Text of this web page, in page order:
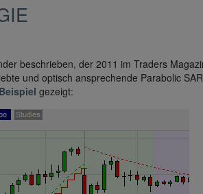
beschrieben, der 2011 im Traders
und optisch ansprechende Parabolic
Beispiel gezeigt: